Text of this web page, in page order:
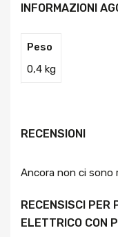
INFORMAZIONI
Peso
0,4 kg
RECENSIONI
Ancora non ci sono
RECENSISCI PER
ELETTRICO CON